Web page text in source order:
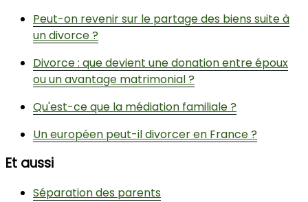
Peut-on revenir sur le partage des biens suite à
un divorce ?
Divorce : que devient une donation entre époux
ou un avantage matrimonial ?
Qu'est-ce que la médiation familiale ?
Un européen peut-il divorcer en France ?
Et aussi
Séparation des parents